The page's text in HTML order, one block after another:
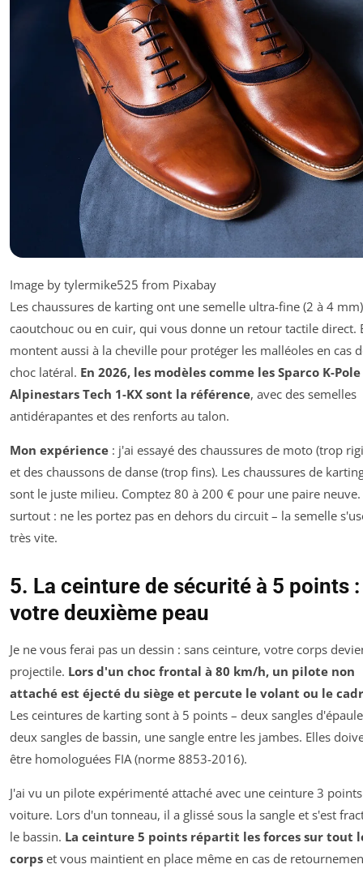
Image by tylermike525 from Pixabay
Les chaussures de karting ont une semelle ultra-fine (2 à 4
caoutchouc ou en cuir, qui vous donne un retour tactile direct.
montent aussi à la cheville pour protéger les malléoles en cas
choc latéral. En 2026, les modèles comme les Sparco K-
Alpinestars Tech 1-KX sont la référence, avec des semelles
antidérapantes et des renforts au talon.
Mon expérience : j'ai essayé des chaussures de moto (trop
et des chaussons de danse (trop fins). Les chaussures de
sont le juste milieu. Comptez 80 à 200 € pour une paire neuve.
surtout : ne les portez pas en dehors du circuit – la semelle
très vite.
5. La ceinture de sécurité à 5 points :
votre deuxième peau
Je ne vous ferai pas un dessin : sans ceinture, votre corps
projectile. Lors d'un choc frontal à 80 km/h, un pilote non
attaché est éjecté du siège et percute le volant ou le
Les ceintures de karting sont à 5 points – deux sangles
deux sangles de bassin, une sangle entre les jambes. Elles
être homologuées FIA (norme 8853-2016).
J'ai vu un pilote expérimenté attaché avec une ceinture 3
voiture. Lors d'un tonneau, il a glissé sous la sangle et s'est
le bassin. La ceinture 5 points répartit les forces sur tout
corps et vous maintient en place même en cas de